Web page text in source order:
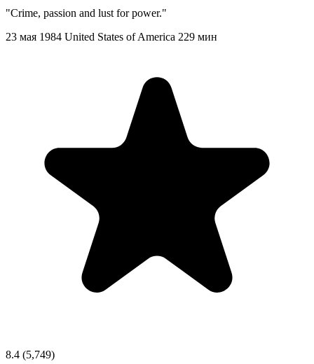
"Crime, passion and lust for power."
23 мая 1984 United States of America 229 мин
8.4 (5,749)